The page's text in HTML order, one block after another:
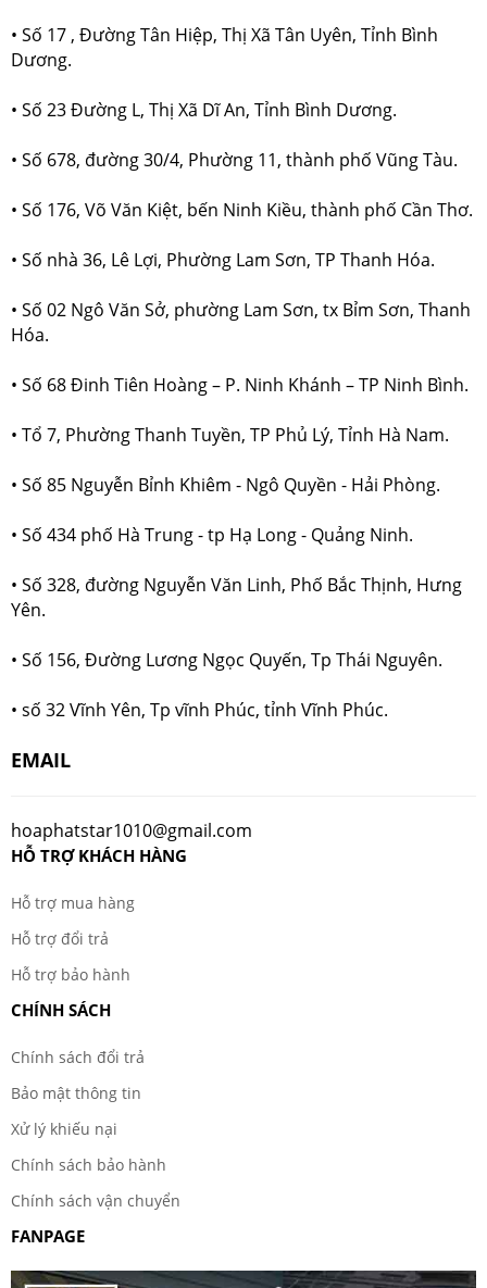
• Số 17 , Đường Tân Hiệp, Thị Xã Tân Uyên, Tỉnh Bình
Dương.
• Số 23 Đường L, Thị Xã Dĩ An, Tỉnh Bình Dương.
• Số 678, đường 30/4, Phường 11, thành phố Vũng Tàu.
• Số 176, Võ Văn Kiệt, bến Ninh Kiều, thành phố Cần Thơ.
• Số nhà 36, Lê Lợi, Phường Lam Sơn, TP Thanh Hóa.
• Số 02 Ngô Văn Sở, phường Lam Sơn, tx Bỉm Sơn, Thanh
Hóa.
• Số 68 Đinh Tiên Hoàng – P. Ninh Khánh – TP Ninh Bình.
• Tổ 7, Phường Thanh Tuyền, TP Phủ Lý, Tỉnh Hà Nam.
• Số 85 Nguyễn Bỉnh Khiêm - Ngô Quyền - Hải Phòng.
• Số 434 phố Hà Trung - tp Hạ Long - Quảng Ninh.
• Số 328, đường Nguyễn Văn Linh, Phố Bắc Thịnh, Hưng
Yên.
• Số 156, Đường Lương Ngọc Quyến, Tp Thái Nguyên.
• số 32 Vĩnh Yên, Tp vĩnh Phúc, tỉnh Vĩnh Phúc.
EMAIL
hoaphatstar1010@gmail.com
HỖ TRỢ KHÁCH HÀNG
Hỗ trợ mua hàng
Hỗ trợ đổi trả
Hỗ trợ bảo hành
CHÍNH SÁCH
Chính sách đổi trả
Bảo mật thông tin
Xử lý khiếu nại
Chính sách bảo hành
Chính sách vận chuyển
FANPAGE